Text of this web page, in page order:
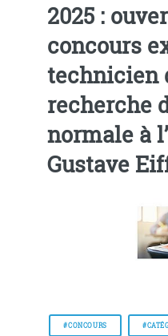
2025 :
concours
technicien
recherche
normale à
Gustave
#CONCOURS